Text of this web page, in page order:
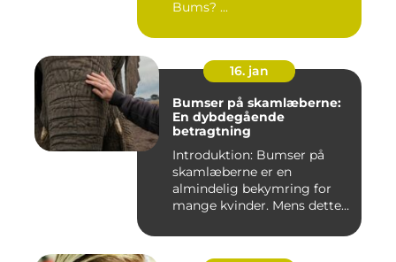
Bums? ...
16. jan
Bumser på skamlæberne:
En dybdegående
betragtning
Introduktion: Bumser på
skamlæberne er en
almindelig bekymring for
mange kvinder. Mens dette